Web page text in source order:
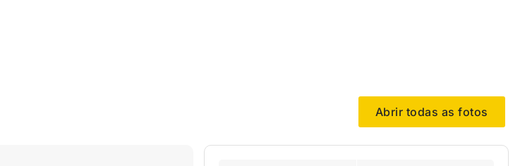
Abrir todas as fotos